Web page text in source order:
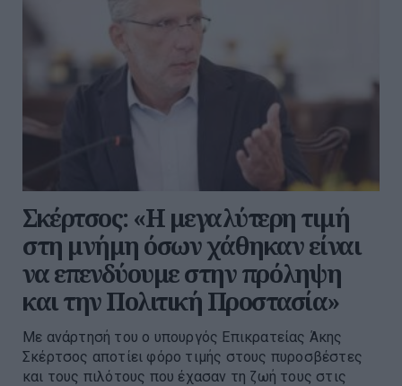
Σκέρτσος: «Η μεγαλύτερη τιμή
στη μνήμη όσων χάθηκαν είναι
να επενδύουμε στην πρόληψη
και την Πολιτική Προστασία»
Με ανάρτησή του ο υπουργός Επικρατείας Άκης
Σκέρτσος αποτίει φόρο τιμής στους πυροσβέστες
και τους πιλότους που έχασαν τη ζωή τους στις